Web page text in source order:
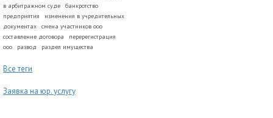
в арбитражном суде
банкротство
предприятия
изменения в учредительных
документах
смена участников ооо
составление договора
перерегистрация
ооо
развод раздел имущества
Все теги
Заявка на юр. услугу